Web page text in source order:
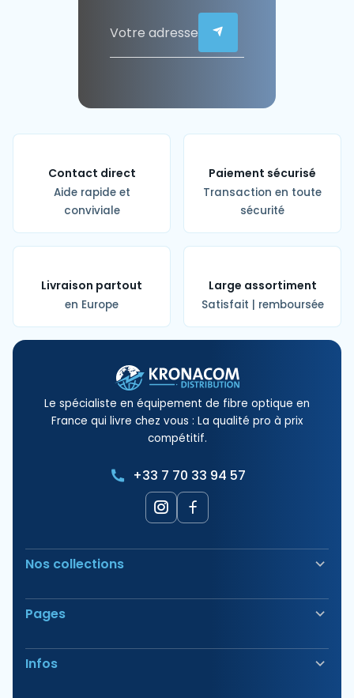
Contact direct
Aide rapide et
conviviale
Paiement sécurisé
Transaction en toute
sécurité
Livraison partout
en Europe
Large assortiment
Satisfait | remboursée
Le spécialiste en équipement de fibre optique en
France qui livre chez vous : La qualité pro à prix
compétitif.
+33 7 70 33 94 57
Nos collections
Soudeuse Fibre Optique
Sécurité & Balisage
Outillage
Tirage & Aiguillage
Pages
Nos Produits
Nos Offres
Infos